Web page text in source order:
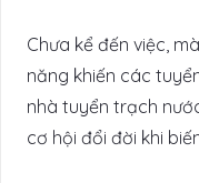
Chưa kể đến việc,
năng khiến các
nhà tuyển trạch
cơ hội đổi đời khi